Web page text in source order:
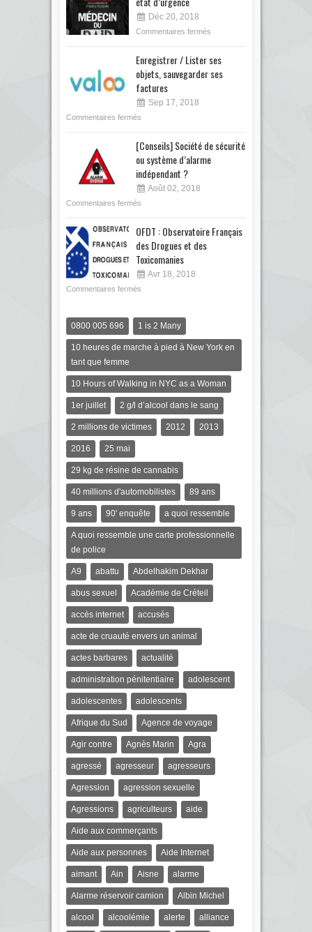
Déc 20, 2018
Commentaires fermés
Enregistrer / Lister ses
objets, sauvegarder ses
factures
Sep 17, 2018
Commentaires fermés
[Conseils] Société de sécurité
ou système d’alarme
indépendant ?
Août 02, 2018
Commentaires fermés
OFDT : Observatoire Français
des Drogues et des
Toxicomanies
Avr 18, 2018
Commentaires fermés
0800 005 696 1 is 2 Many
10 heures de marche à pied à New York en
tant que femme
10 Hours of Walking in NYC as a Woman
1er juillet 2 g/l d’alcool dans le sang
2 millions de victimes 2012 2013
2016 25 mai
29 kg de résine de cannabis
40 millions d'automobilistes 89 ans
9 ans 90' enquête a quoi ressemble
A quoi ressemble une carte professionnelle
de police
A9 abattu Abdelhakim Dekhar
abus sexuel Académie de Créteil
accès internet accusés
acte de cruauté envers un animal
actes barbares actualité
administration pénitentiaire adolescent
adolescentes adolescents
Afrique du Sud Agence de voyage
Agir contre Agnès Marin Agra
agressé agresseur agresseurs
Agression agression sexuelle
Agressions agriculteurs aide
Aide aux commerçants
Aide aux personnes Aide Internet
aimant Ain Aisne alarme
Alarme réservoir camion Albin Michel
alcool alcoolémie alerte alliance